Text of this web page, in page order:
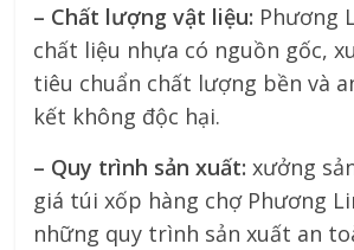
– Chất lượng vật liệu: Phương
chất liệu nhựa có nguồn gốc,
tiêu chuẩn chất lượng bền và
kết không độc hại.
– Quy trình sản xuất: xưởng
giá túi xốp hàng chợ Phương
những quy trình sản xuất an